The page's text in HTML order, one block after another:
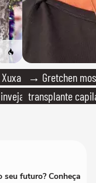
→ Gretchen
transplante
futuro? Conheça